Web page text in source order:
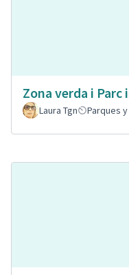
Zona verda i
Laura Tgn
Parques